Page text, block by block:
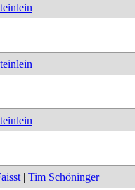
| Tim Schöninger